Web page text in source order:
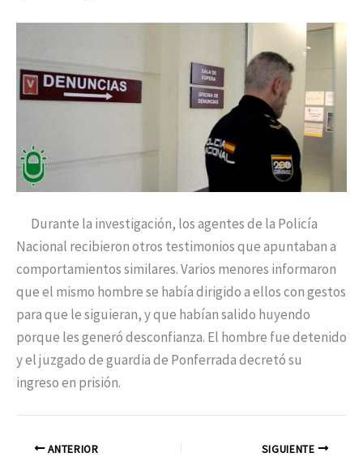
Durante la investigación, los agentes de la Policía
Nacional recibieron otros testimonios que apuntaban a
comportamientos similares. Varios menores informaron
que el mismo hombre se había dirigido a ellos con gestos
para que le siguieran, y que habían salido huyendo
porque les generó desconfianza. El hombre fue detenido
y el juzgado de guardia de Ponferrada decretó su
ingreso en prisión.
ANTERIOR SIGUIENTE